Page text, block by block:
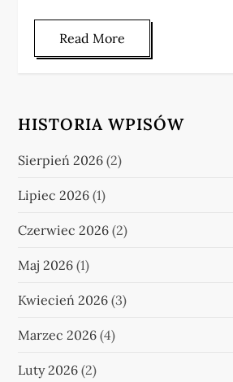
Read More
HISTORIA WPISÓW
Sierpień 2026 (2)
Lipiec 2026 (1)
Czerwiec 2026 (2)
Maj 2026 (1)
Kwiecień 2026 (3)
Marzec 2026 (4)
Luty 2026 (2)